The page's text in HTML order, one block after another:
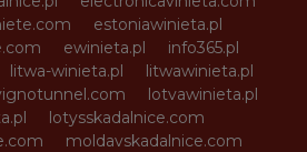
estoniawinieta.pl
ewinieta.pl
info365.pl
litwa-winieta.pl
litwawinieta.pl
lotvawinieta.pl
lotysskadalnice.com
moldavskadalnice.com